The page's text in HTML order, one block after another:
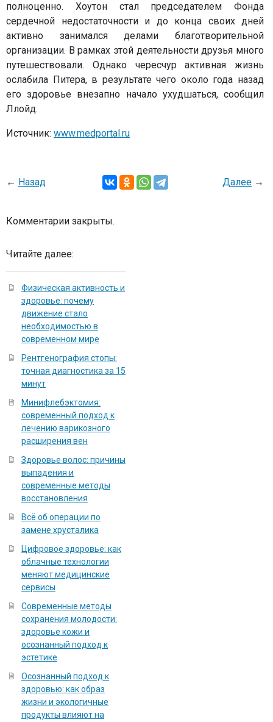
полноценно. Хоутон стал председателем Фонда
сердечной недостаточности и до конца своих дней
активно занимался делами благотворительной
организации. В рамках этой деятельности друзья много
путешествовали. Однако чересчур активная жизнь
ослабила Питера, в результате чего около года назад
его здоровье внезапно начало ухудшаться, сообщил
Ллойд.
Источник: www.medportal.ru
← Назад Далее →
Комментарии закрыты.
Читайте далее:
Физическая активность и
здоровье: почему
движение стало
необходимостью в
современном мире
Рентгенография стопы:
точная диагностика за 15
минут
Минифлебэктомия:
современный подход к
лечению варикозного
расширения вен
Здоровье волос: причины
выпадения и
современные методы
восстановления
Всё об операции по
замене хрусталика
Цифровое здоровье: как
облачные технологии
меняют медицинские
сервисы
Современные методы
сохранения молодости:
здоровье кожи и
осознанный подход к
эстетике
Осознанный подход к
здоровью: как образ
жизни и экологичные
продукты влияют на